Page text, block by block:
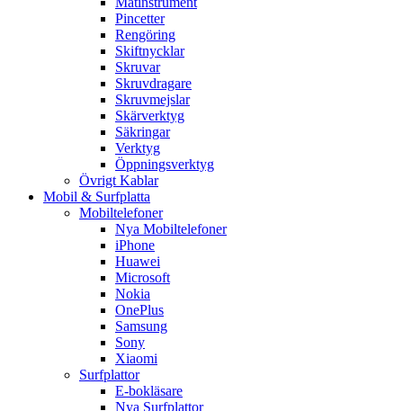
Pincetter
Rengöring
Skiftnycklar
Skruvar
Skruvdragare
Skruvmejslar
Skärverktyg
Säkringar
Verktyg
Öppningsverktyg
Övrigt Kablar
Mobil & Surfplatta
Mobiltelefoner
Nya Mobiltelefoner
iPhone
Huawei
Microsoft
Nokia
OnePlus
Samsung
Sony
Xiaomi
Surfplattor
E-bokläsare
Nya Surfplattor